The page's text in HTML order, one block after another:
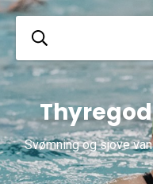
Svømning og sjove